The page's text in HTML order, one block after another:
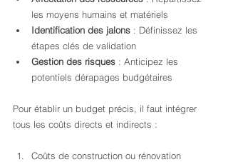
les moyens humains et matériels
Identification des jalons : Définissez les
étapes clés de validation
Gestion des risques : Anticipez les
potentiels dérapages budgétaires
Pour établir un budget précis, il faut intégrer
tous les coûts directs et indirects :
Coûts de construction ou rénovation